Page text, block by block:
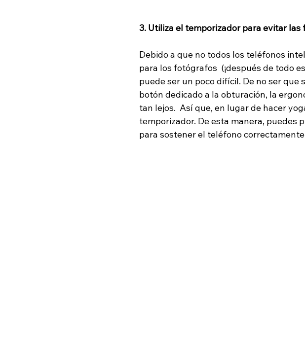
3. Utiliza el temporizador para evitar
Debido a que no todos los teléfonos
para los fotógrafos  (¡después de todo
puede ser un poco difícil. De no ser
botón dedicado a la obturación, la
tan lejos.  Así que, en lugar de hacer
temporizador. De esta manera, puedes
para sostener el teléfono